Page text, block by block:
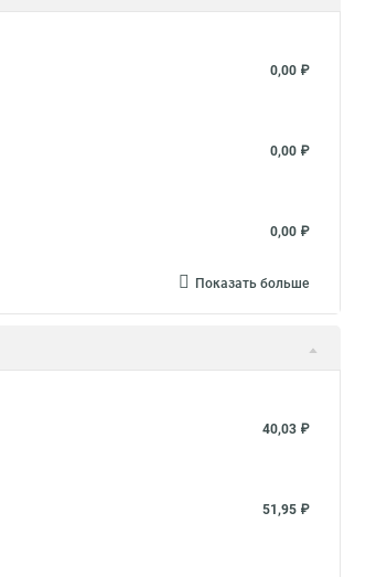
0,00 ₽
0,00 ₽
0,00 ₽
Показать больше
40,03 ₽
51,95 ₽